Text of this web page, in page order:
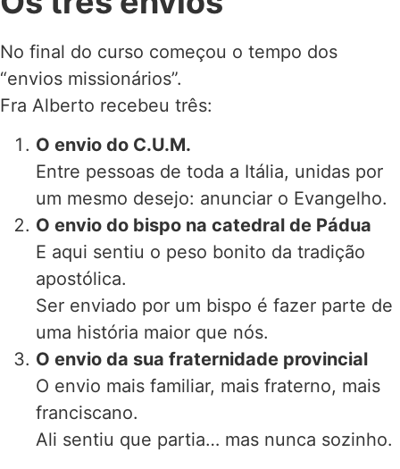
No final do curso começou o tempo dos
“envios missionários”.
Fra Alberto recebeu três:
O envio do C.U.M.
Entre pessoas de toda a Itália, unidas por
um mesmo desejo: anunciar o Evangelho.
O envio do bispo na catedral de Pádua
E aqui sentiu o peso bonito da tradição
apostólica.
Ser enviado por um bispo é fazer parte de
uma história maior que nós.
O envio da sua fraternidade provincial
O envio mais familiar, mais fraterno, mais
franciscano.
Ali sentiu que partia… mas nunca sozinho.